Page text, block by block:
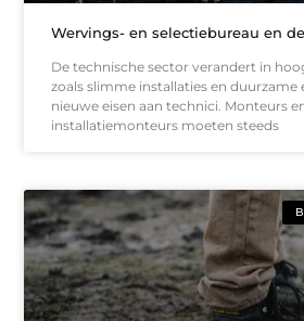
Wervings- en selectiebureau en
De technische sector verandert in
zoals slimme installaties en duurzame
nieuwe eisen aan technici. Monteurs
installatiemonteurs moeten steeds